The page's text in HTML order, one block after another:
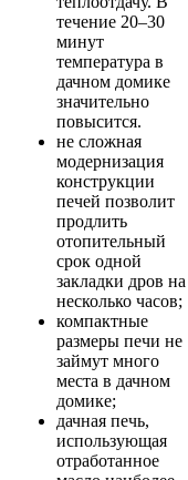
течение 20–30
минут
температура в
дачном домике
значительно
повысится.
не сложная
модернизация
конструкции
печей позволит
продлить
отопительный
срок одной
закладки дров на
несколько часов;
компактные
размеры печи не
займут много
места в дачном
домике;
дачная печь,
использующая
отработанное